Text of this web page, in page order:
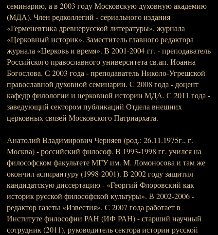
семинарию, а в 2003 году Московскую духовную академию
(МДА). Член редколлегий - сериального издания
«Герменевтика древнерусской литературы», журнала
«Церковный историк». Заместитель главного редактора
журнала «Церковь и время». В 2001-2004 гг. - преподаватель
Российского православного университета св.ап. Иоанна
Богослова. С 2003 года - преподаватель Николо-Угрешской
православной духовной семинарии. С 2008 года - доцент
кафедр филологии и церковной истории МДА. С 2011 года -
заведующий сектором публикаций Отдела внешних
церковных связей Московского Патриархата.
Анатолий Владимирович Черняев (род.: 26.11.1975г., г.
Москва) - российский философ. В 1993-1998 гг. учился на
философском факультете МГУ им. М. Ломоносова и там же
окончил аспирантуру (1998-2001). В 2002 году защитил
кандидатскую диссертацию - «Георгий Флоровский как
историк русской философской культуры». В 2002-2006 -
редактор газеты «Известия». С 2007 года работает в
Институте философии РАН (ИФ РАН) - старший научный
сотрудник (2011), руководитель сектора истории русской